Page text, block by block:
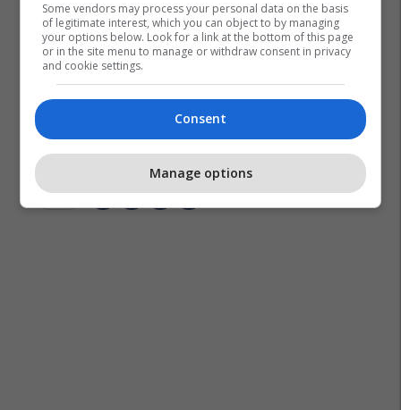
Unikkatil
Some vendors may process your personal data on the basis
of legitimate interest, which you can object to by managing
your options below. Look for a link at the bottom of this page
or in the site menu to manage or withdraw consent in privacy
and cookie settings.
Consent
Manage options